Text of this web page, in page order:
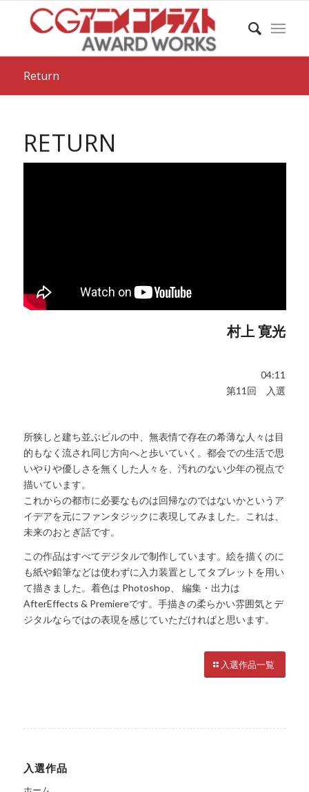
Return
RETURN
村上 寛光
04:11
第11回 入選
所狭しと建ち並ぶビルの中、無表情で存在の希薄な人々は目
的もなく流され同じ方向へと歩いていく。都会での生活で思
いやりや優しさを無くした人々を、汚れのない少年の視点で
描いています。
これからの都市に必要なものは回帰なのではないかというア
イデアを元にファンタジックに表現してみました。これは、
未来のおとぎ話です。
この作品はすべてデジタルで制作しています。絵を描くのに
も紙や鉛筆などは使わずに入力装置としてタブレットを用い
て描きました。着色は Photoshop、 編集・出力は
AfterEffects & Premiereです。手描きの柔らかい雰囲気とデ
ジタルならではの表現を感じていただければと思います。
入選作品一覧
入選作品
ホーム